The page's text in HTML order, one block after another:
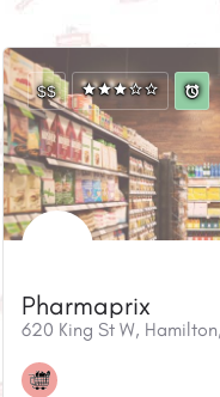
Pharmaprix
620 King St W,
$$